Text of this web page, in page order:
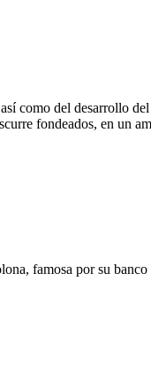
como del desarrollo
fondeados, en un
famosa por su banco